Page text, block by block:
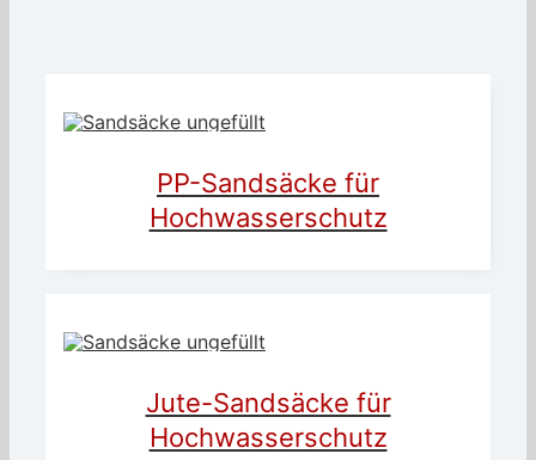
PP-Sandsäcke für
Hochwasserschutz
Jute-Sandsäcke für
Hochwasserschutz